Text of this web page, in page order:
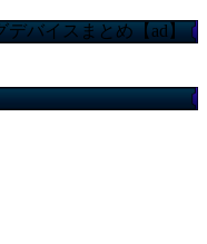
バイスまとめ【ad】